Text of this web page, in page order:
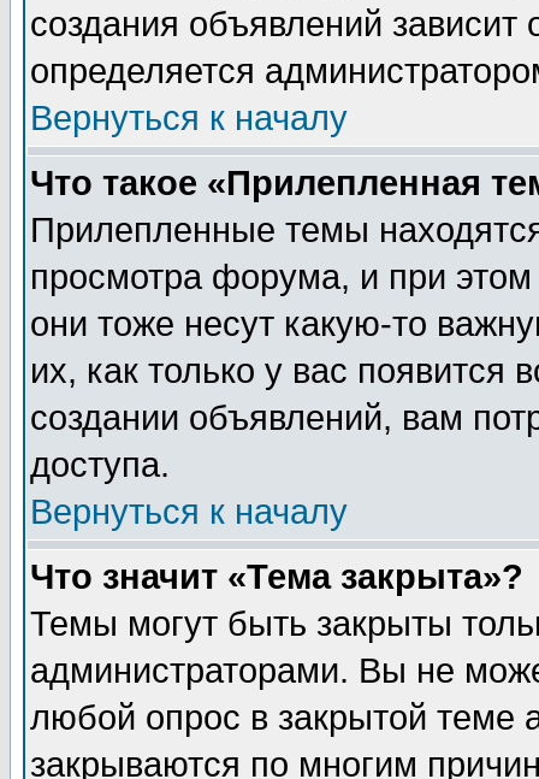
создания объявлений зависит
определяется
Вернуться к началу
Что такое «Прилепленная
Прилепленные темы
просмотра форума, и при
они тоже несут какую-то
их, как только у вас появится
создании объявлений, вам
доступа.
Вернуться к началу
Что значит «Тема закрыта»?
Темы могут быть закрыты
администраторами. Вы не
любой опрос в закрытой теме
закрываются по многим